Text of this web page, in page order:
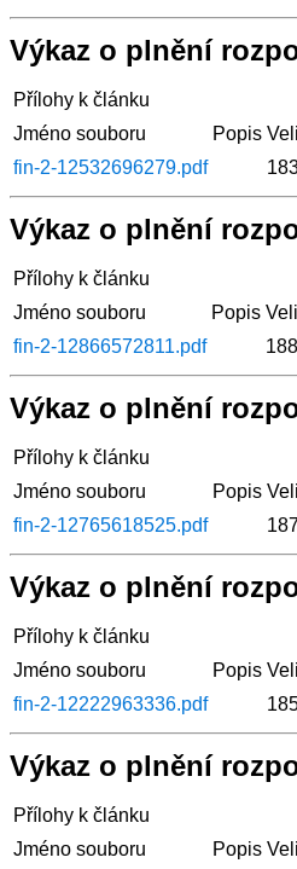
Výkaz o plnění
Přílohy k článku
Jméno souboru
Popis
fin-2-12532696279.pdf
Výkaz o plnění
Přílohy k článku
Jméno souboru
Popis
fin-2-12866572811.pdf
Výkaz o plnění
Přílohy k článku
Jméno souboru
Popis
fin-2-12765618525.pdf
Výkaz o plnění
Přílohy k článku
Jméno souboru
Popis
fin-2-12222963336.pdf
Výkaz o plnění
Přílohy k článku
Jméno souboru
Popis